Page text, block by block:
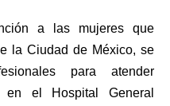
a las mujeres que
la Ciudad de México, se
para atender
el Hospital General